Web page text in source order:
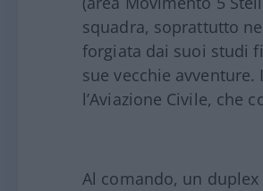
squadra, soprattutto
forgiata dai suoi studi
sue vecchie avventure.
l’Aviazione Civile, che
Al comando, un